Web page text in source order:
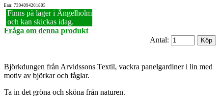
Ean: 7394094201805
Finns på lager i Ängelholm
och kan skickas idag.
Fråga om denna produkt
Antal:
Björkdungen från Arvidssons Textil, vackra panelgardiner i lin med
motiv av björkar och fåglar.
Ta in det gröna och sköna från naturen.